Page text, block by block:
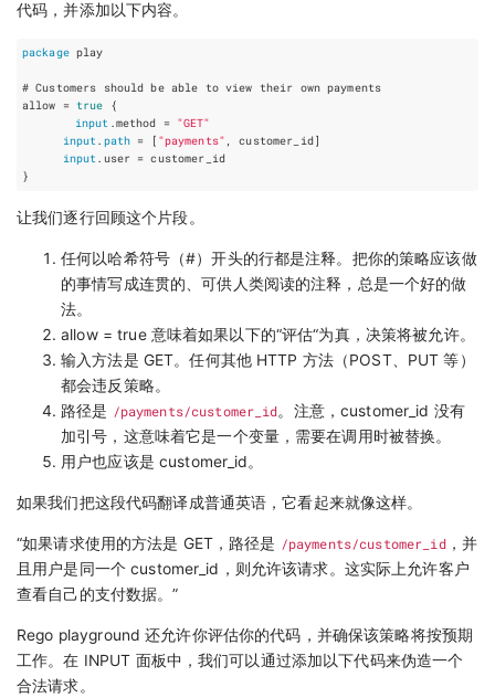
代码，并添加以下内容。
package play
# Customers should be able to view their own payments
allow = true {
input .method = "GET"
input. path = [ "payments" , customer_id]
input.user = customer_id
让我们逐行回顾这个片段。
任何以哈希符号（#）开头的行都是注释。把你的策略应该做
的事情写成连贯的、可供人类阅读的注释，总是一个好的做
法。
allow = true 意味着如果以下的“评估“为真，决策将被允许。
输入方法是 GET。任何其他 HTTP 方法（POST、PUT 等）
都会违反策略。
路径是 /payments/customer_id。注意，customer_id 没有
加引号，这意味着它是一个变量，需要在调用时被替换。
用户也应该是 customer_id。
如果我们把这段代码翻译成普通英语，它看起来就像这样。
“如果请求使用的方法是 GET，路径是 /payments/customer_id，并
且用户是同一个 customer_id，则允许该请求。这实际上允许客户
查看自己的支付数据。”
Rego playground 还允许你评估你的代码，并确保该策略将按预期
工作。在 INPUT 面板中，我们可以通过添加以下代码来伪造一个
合法请求。